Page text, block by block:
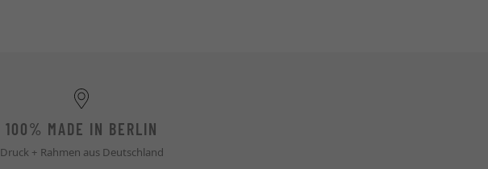
100% MADE IN BERLIN
Druck + Rahmen aus Deutschland